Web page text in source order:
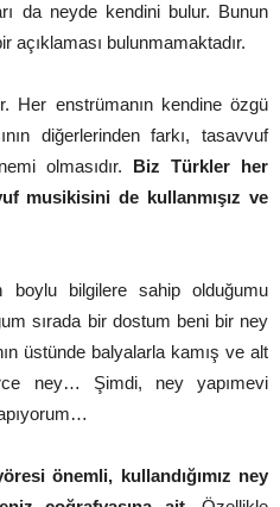
da neyde kendini bulur. Bunun
açıklaması bulunmamaktadır.
Her enstrümanın kendine özgü
diğerlerinden farkı, tasavvuf
olmasıdır. Biz Türkler her
musikisini de kullanmışız ve
boylu bilgilere sahip olduğumu
sırada bir dostum beni bir ney
üstünde balyalarla kamış ve alt
ney… Şimdi, ney yapımevi
önemli, kullandığımız ney